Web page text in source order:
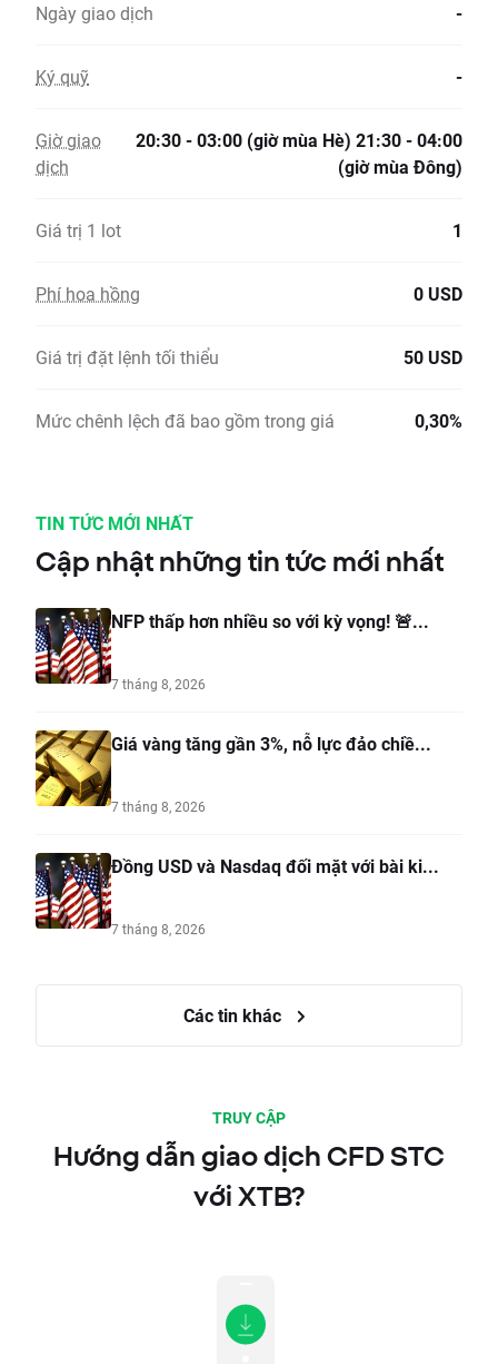
Ngày giao dịch -
Ký quỹ -
Giờ giao
dịch
20:30 - 03:00 (giờ mùa Hè) 21:30 - 04:00
(giờ mùa Đông)
Giá trị 1 lot 1
Phí hoa hồng 0 USD
Giá trị đặt lệnh tối thiểu 50 USD
Mức chênh lệch đã bao gồm trong giá 0,30%
TIN TỨC MỚI NHẤT
Cập nhật những tin tức mới nhất
NFP thấp hơn nhiều so với kỳ vọng! 🚨...
7 tháng 8, 2026
Giá vàng tăng gần 3%, nỗ lực đảo chiề...
7 tháng 8, 2026
Đồng USD và Nasdaq đối mặt với bài ki...
7 tháng 8, 2026
Các tin khác
TRUY CẬP
Hướng dẫn giao dịch CFD STC
với XTB?